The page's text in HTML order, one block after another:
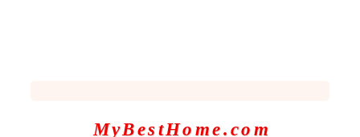
MyBestHome.com